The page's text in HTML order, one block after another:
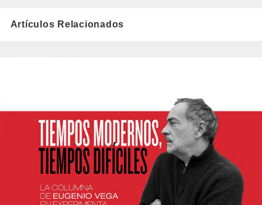
Artículos Relacionados